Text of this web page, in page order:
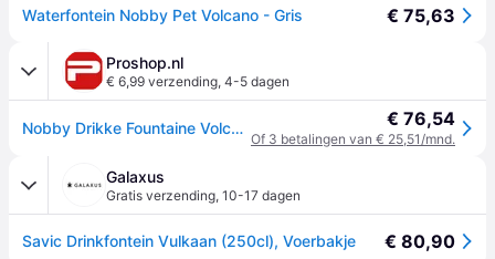
Waterfontein Nobby Pet Volcano - Gris € 75,63
Proshop.nl
€ 6,99 verzending, 4-5 dagen
Nobby Drikke Fountaine Volcano 2.5 L € 76,54
Of 3 betalingen van € 25,51/mnd.
Galaxus
Gratis verzending, 10-17 dagen
Savic Drinkfontein Vulkaan (250cl), Voerbakje € 80,90